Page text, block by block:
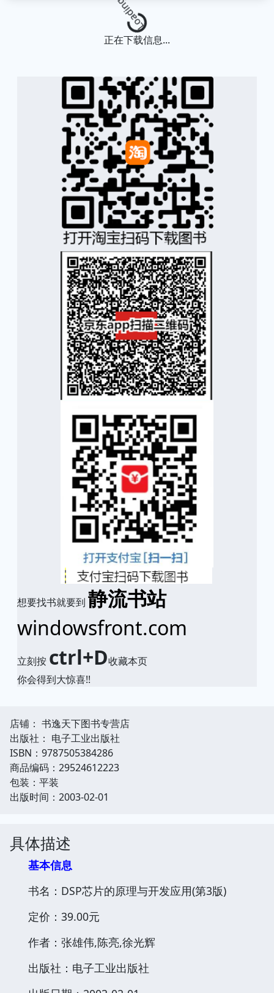
Loading...
正在下载信息...
想要找书就要到 静流书站
windowsfront.com
立刻按 ctrl+D收藏本页
你会得到大惊喜!!
店铺： 书逸天下图书专营店
出版社： 电子工业出版社
ISBN：9787505384286
商品编码：29524612223
包装：平装
出版时间：2003-02-01
具体描述
基本信息
书名：DSP芯片的原理与开发应用(第3版)
定价：39.00元
作者：张雄伟,陈亮,徐光辉
出版社：电子工业出版社